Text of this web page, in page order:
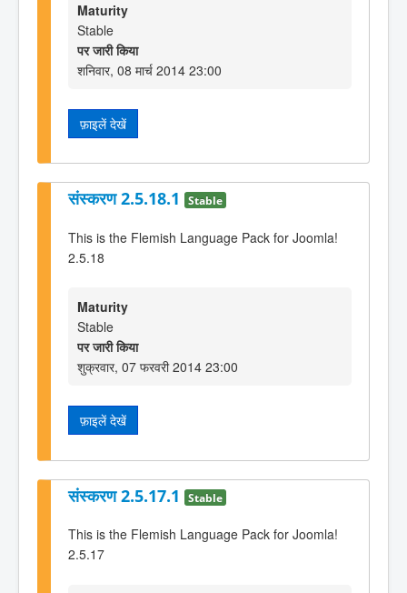
Maturity
Stable
पर जारी किया
शनिवार, 08 मार्च 2014 23:00
फ़ाइलें देखें
संस्करण 2.5.18.1 Stable
This is the Flemish Language Pack for Joomla!
2.5.18
Maturity
Stable
पर जारी किया
शुक्रवार, 07 फरवरी 2014 23:00
फ़ाइलें देखें
संस्करण 2.5.17.1 Stable
This is the Flemish Language Pack for Joomla!
2.5.17